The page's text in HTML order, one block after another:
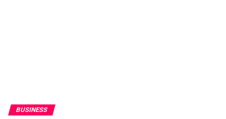
BUSINESS